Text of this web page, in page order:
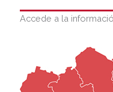
Accede a la